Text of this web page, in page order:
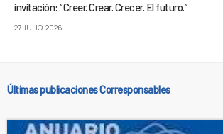
invitación: “Creer. Crear. Crecer. El futuro.”
27 JULIO, 2026
Últimas publicaciones Corresponsables